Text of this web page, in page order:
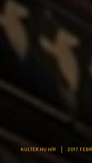
KULTER.HU HÍR 2017.